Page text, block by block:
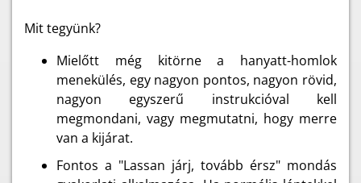
Mit tegyünk?
Mielőtt még kitörne a hanyatt-homlok
menekülés, egy nagyon pontos, nagyon rövid,
nagyon egyszerű instrukcióval kell
megmondani, vagy megmutatni, hogy merre
van a kijárat.
Fontos a "Lassan járj, tovább érsz" mondás